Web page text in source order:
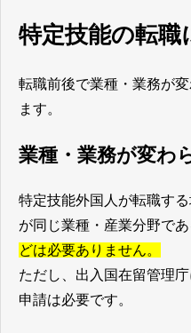
特定技能の転
転職前後で業種・業務が
ます。
業種・業務が変わ
特定技能外国人が転職す
が同じ業種・産業分野であ
どは必要ありません。
ただし、出入国在留管理
申請は必要です。